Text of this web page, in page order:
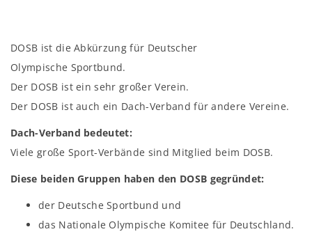
DOSB ist die Abkürzung für Deutscher
Olympische Sportbund.
Der DOSB ist ein sehr großer Verein.
Der DOSB ist auch ein Dach-Verband für andere Vereine.
Dach-Verband bedeutet:
Viele große Sport-Verbände sind Mitglied beim DOSB.
Diese beiden Gruppen haben den DOSB gegründet:
der Deutsche Sportbund und
das Nationale Olympische Komitee für Deutschland.